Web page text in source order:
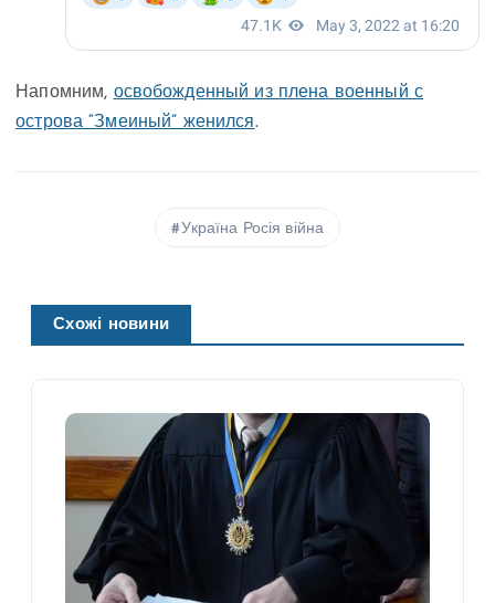
Напомним, освобожденный из плена военный с
острова “Змеиный” женился.
Україна Росія війна
Схожі новини